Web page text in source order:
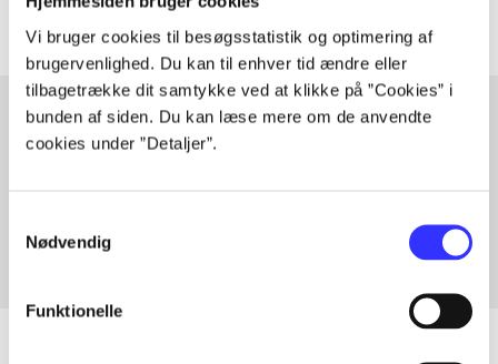
Vi bruger cookies til besøgsstatistik og optimering af
brugervenlighed. Du kan til enhver tid ændre eller
tilbagetrække dit samtykke ved at klikke på ”Cookies” i
bunden af siden. Du kan læse mere om de anvendte
cookies under ”Detaljer”.
Nødvendig
Funktionelle
Artikler med samme emner